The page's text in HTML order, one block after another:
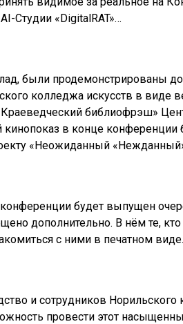
Студии «DigitalRAT»…
были продемонстрированы
колледжа искусств в виде
библиофрэш»
кинопоказ в конце
«Неожиданный
будет выпущен
дополнительно. В нём те,
с ними в печатном виде.
и сотрудников Норильского
провести этот